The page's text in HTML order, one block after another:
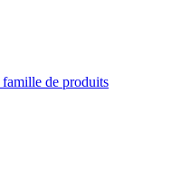
de produits